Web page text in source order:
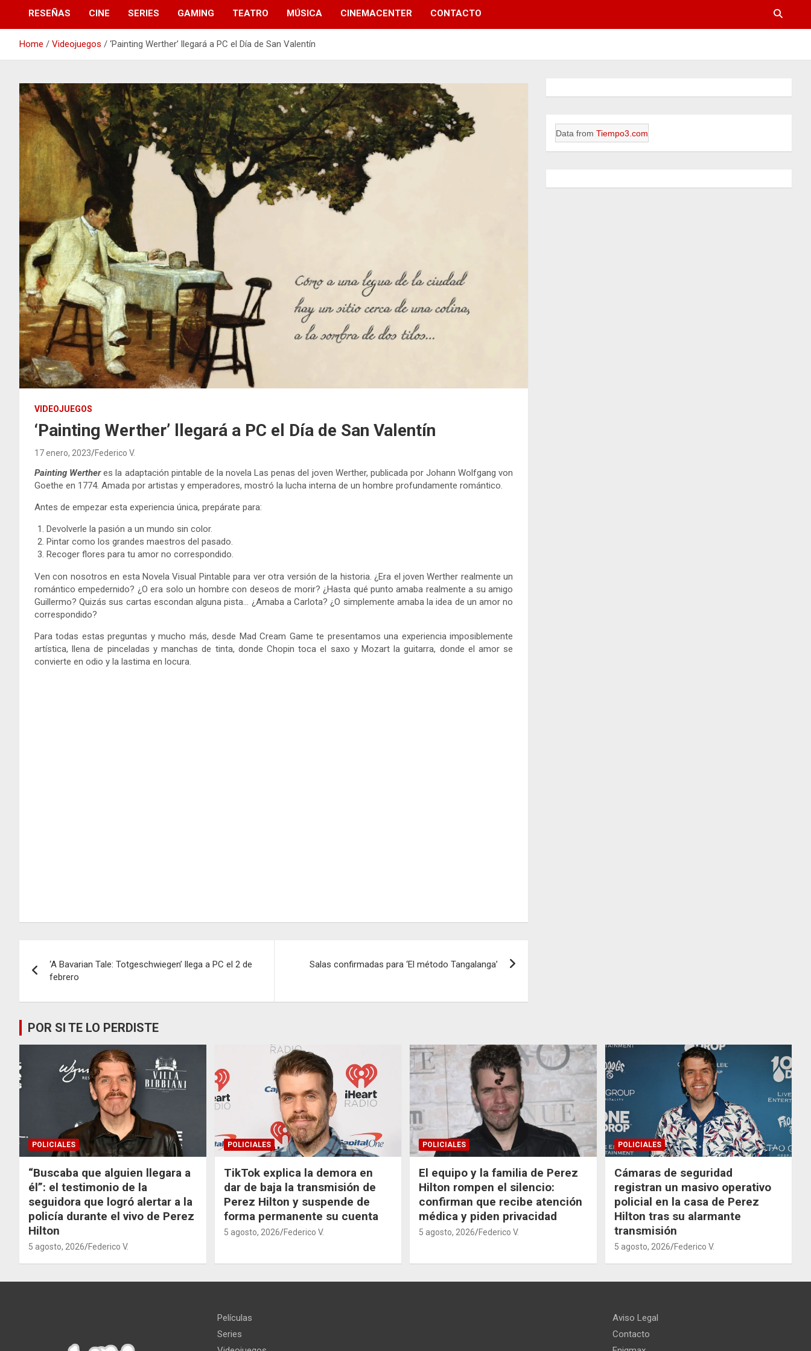
RESEÑAS CINE SERIES GAMING TEATRO MÚSICA CINEMACENTER CONTACTO
Home Videojuegos ‘Painting Werther’ llegará a PC el Día de San Valentín
VIDEOJUEGOS
‘Painting Werther’ llegará a PC el Día de San Valentín
17 enero, 2023 Federico V.
Painting Wertheres la adaptación pintable de la novela Las penas del joven Werther, publicada por Johann Wolfgang von
Goethe en 1774. Amada por artistas y emperadores, mostró la lucha interna de un hombre profundamente romántico.
Antes de empezar esta experiencia única, prepárate para:
Devolverle la pasión a un mundo sin color.
Pintar como los grandes maestros del pasado.
Recoger flores para tu amor no correspondido.
Ven con nosotros en esta Novela Visual Pintable para ver otra versión de la historia. ¿Era el joven Werther realmente un
romántico empedernido? ¿O era solo un hombre con deseos de morir? ¿Hasta qué punto amaba realmente a su amigo
Guillermo? Quizás sus cartas escondan alguna pista… ¿Amaba a Carlota? ¿O simplemente amaba la idea de un amor no
correspondido?
Para todas estas preguntas y mucho más, desde Mad Cream Game te presentamos una experiencia imposiblemente
artística, llena de pinceladas y manchas de tinta, donde Chopin toca el saxo y Mozart la guitarra, donde el amor se
convierte en odio y la lastima en locura.
de
entradas
‘A Bavarian Tale: Totgeschwiegen’ llega a PC el 2 de
febrero
Salas confirmadas para ‘El método Tangalanga’
Data fromTiempo3.com
POR SI TE LO PERDISTE
POLICIALES
“Buscaba que alguien llegara a
él”: el testimonio de la
seguidora que logró alertar a la
policía durante el vivo de Perez
Hilton
5 agosto, 2026 Federico V.
POLICIALES
TikTok explica la demora en
dar de baja la transmisión de
Perez Hilton y suspende de
forma permanente su cuenta
5 agosto, 2026 Federico V.
POLICIALES
El equipo y la familia de Perez
Hilton rompen el silencio:
confirman que recibe atención
médica y piden privacidad
5 agosto, 2026 Federico V.
POLICIALES
Cámaras de seguridad
registran un masivo operativo
policial en la casa de Perez
Hilton tras su alarmante
transmisión
5 agosto, 2026 Federico V.
Películas
Series
Aviso Legal
Contacto